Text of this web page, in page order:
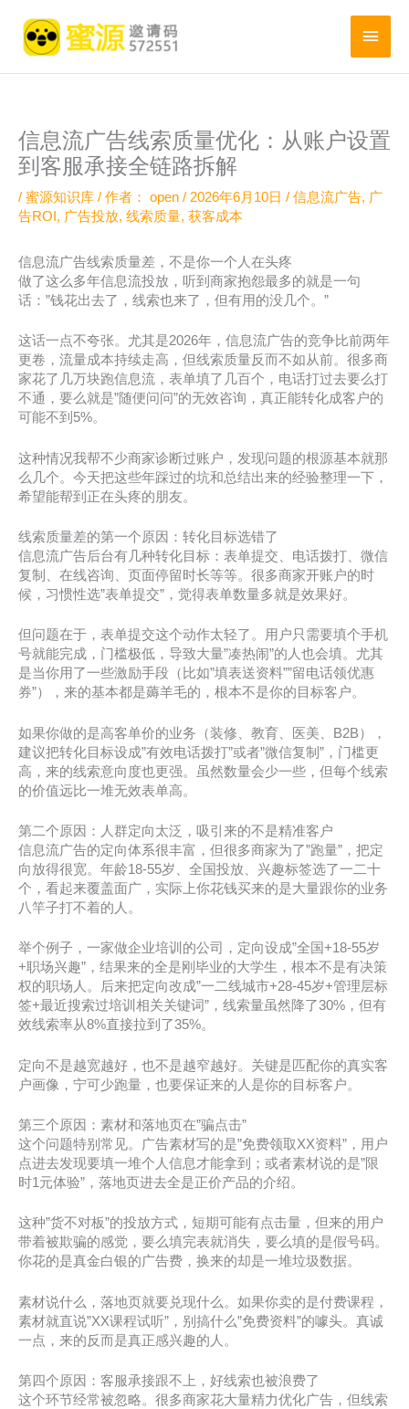
主
菜
信息流广告线索质量优化：从账户设置
到客服承接全链路拆解
/ 蜜源知识库 / 作者： open / 2026年6月10日 / 信息流广告, 广
告ROI , 广告投放, 线索质量, 获客成本
信息流广告线索质量差，不是你一个人在头疼
做了这么多年信息流投放，听到商家抱怨最多的就是一句
话：”钱花出去了，线索也来了，但有用的没几个。”
这话一点不夸张。尤其是2026年，信息流广告的竞争比前两年
更卷，流量成本持续走高，但线索质量反而不如从前。很多商
家花了几万块跑信息流，表单填了几百个，电话打过去要么打
不通，要么就是”随便问问”的无效咨询，真正能转化成客户的
可能不到5%。
这种情况我帮不少商家诊断过账户，发现问题的根源基本就那
么几个。今天把这些年踩过的坑和总结出来的经验整理一下，
希望能帮到正在头疼的朋友。
线索质量差的第一个原因：转化目标选错了
信息流广告后台有几种转化目标：表单提交、电话拨打、微信
复制、在线咨询、页面停留时长等等。很多商家开账户的时
候，习惯性选”表单提交”，觉得表单数量多就是效果好。
但问题在于，表单提交这个动作太轻了。用户只需要填个手机
号就能完成，门槛极低，导致大量”凑热闹”的人也会填。尤其
是当你用了一些激励手段（比如”填表送资料””留电话领优惠
券”），来的基本都是薅羊毛的，根本不是你的目标客户。
如果你做的是高客单价的业务（装修、教育、医美、B2B），
建议把转化目标设成”有效电话拨打”或者”微信复制”，门槛更
高，来的线索意向度也更强。虽然数量会少一些，但每个线索
的价值远比一堆无效表单高。
第二个原因：人群定向太泛，吸引来的不是精准客户
信息流广告的定向体系很丰富，但很多商家为了”跑量”，把定
向放得很宽。年龄18-55岁、全国投放、兴趣标签选了一二十
个，看起来覆盖面广，实际上你花钱买来的是大量跟你的业务
八竿子打不着的人。
举个例子，一家做企业培训的公司，定向设成”全国+18-55岁
+职场兴趣”，结果来的全是刚毕业的大学生，根本不是有决策
权的职场人。后来把定向改成”一二线城市+28-45岁+管理层标
签+最近搜索过培训相关关键词”，线索量虽然降了30%，但有
效线索率从8%直接拉到了35%。
定向不是越宽越好，也不是越窄越好。关键是匹配你的真实客
户画像，宁可少跑量，也要保证来的人是你的目标客户。
第三个原因：素材和落地页在”骗点击”
这个问题特别常见。广告素材写的是”免费领取XX资料”，用户
点进去发现要填一堆个人信息才能拿到；或者素材说的是”限
时1元体验”，落地页进去全是正价产品的介绍。
这种”货不对板”的投放方式，短期可能有点击量，但来的用户
带着被欺骗的感觉，要么填完表就消失，要么填的是假号码。
你花的是真金白银的广告费，换来的却是一堆垃圾数据。
素材说什么，落地页就要兑现什么。如果你卖的是付费课程，
素材就直说”XX课程试听”，别搞什么”免费资料”的噱头。真诚
一点，来的反而是真正感兴趣的人。
第四个原因：客服承接跟不上，好线索也被浪费了
这个环节经常被忽略。很多商家花大量精力优化广告，但线索